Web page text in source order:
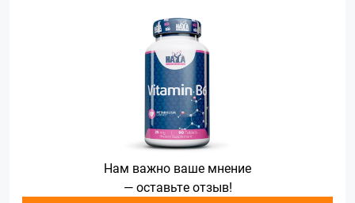
Нам важно ваше мнение
— оставьте отзыв!